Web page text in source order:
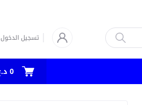
تسجيل الدخول
0 د.ع